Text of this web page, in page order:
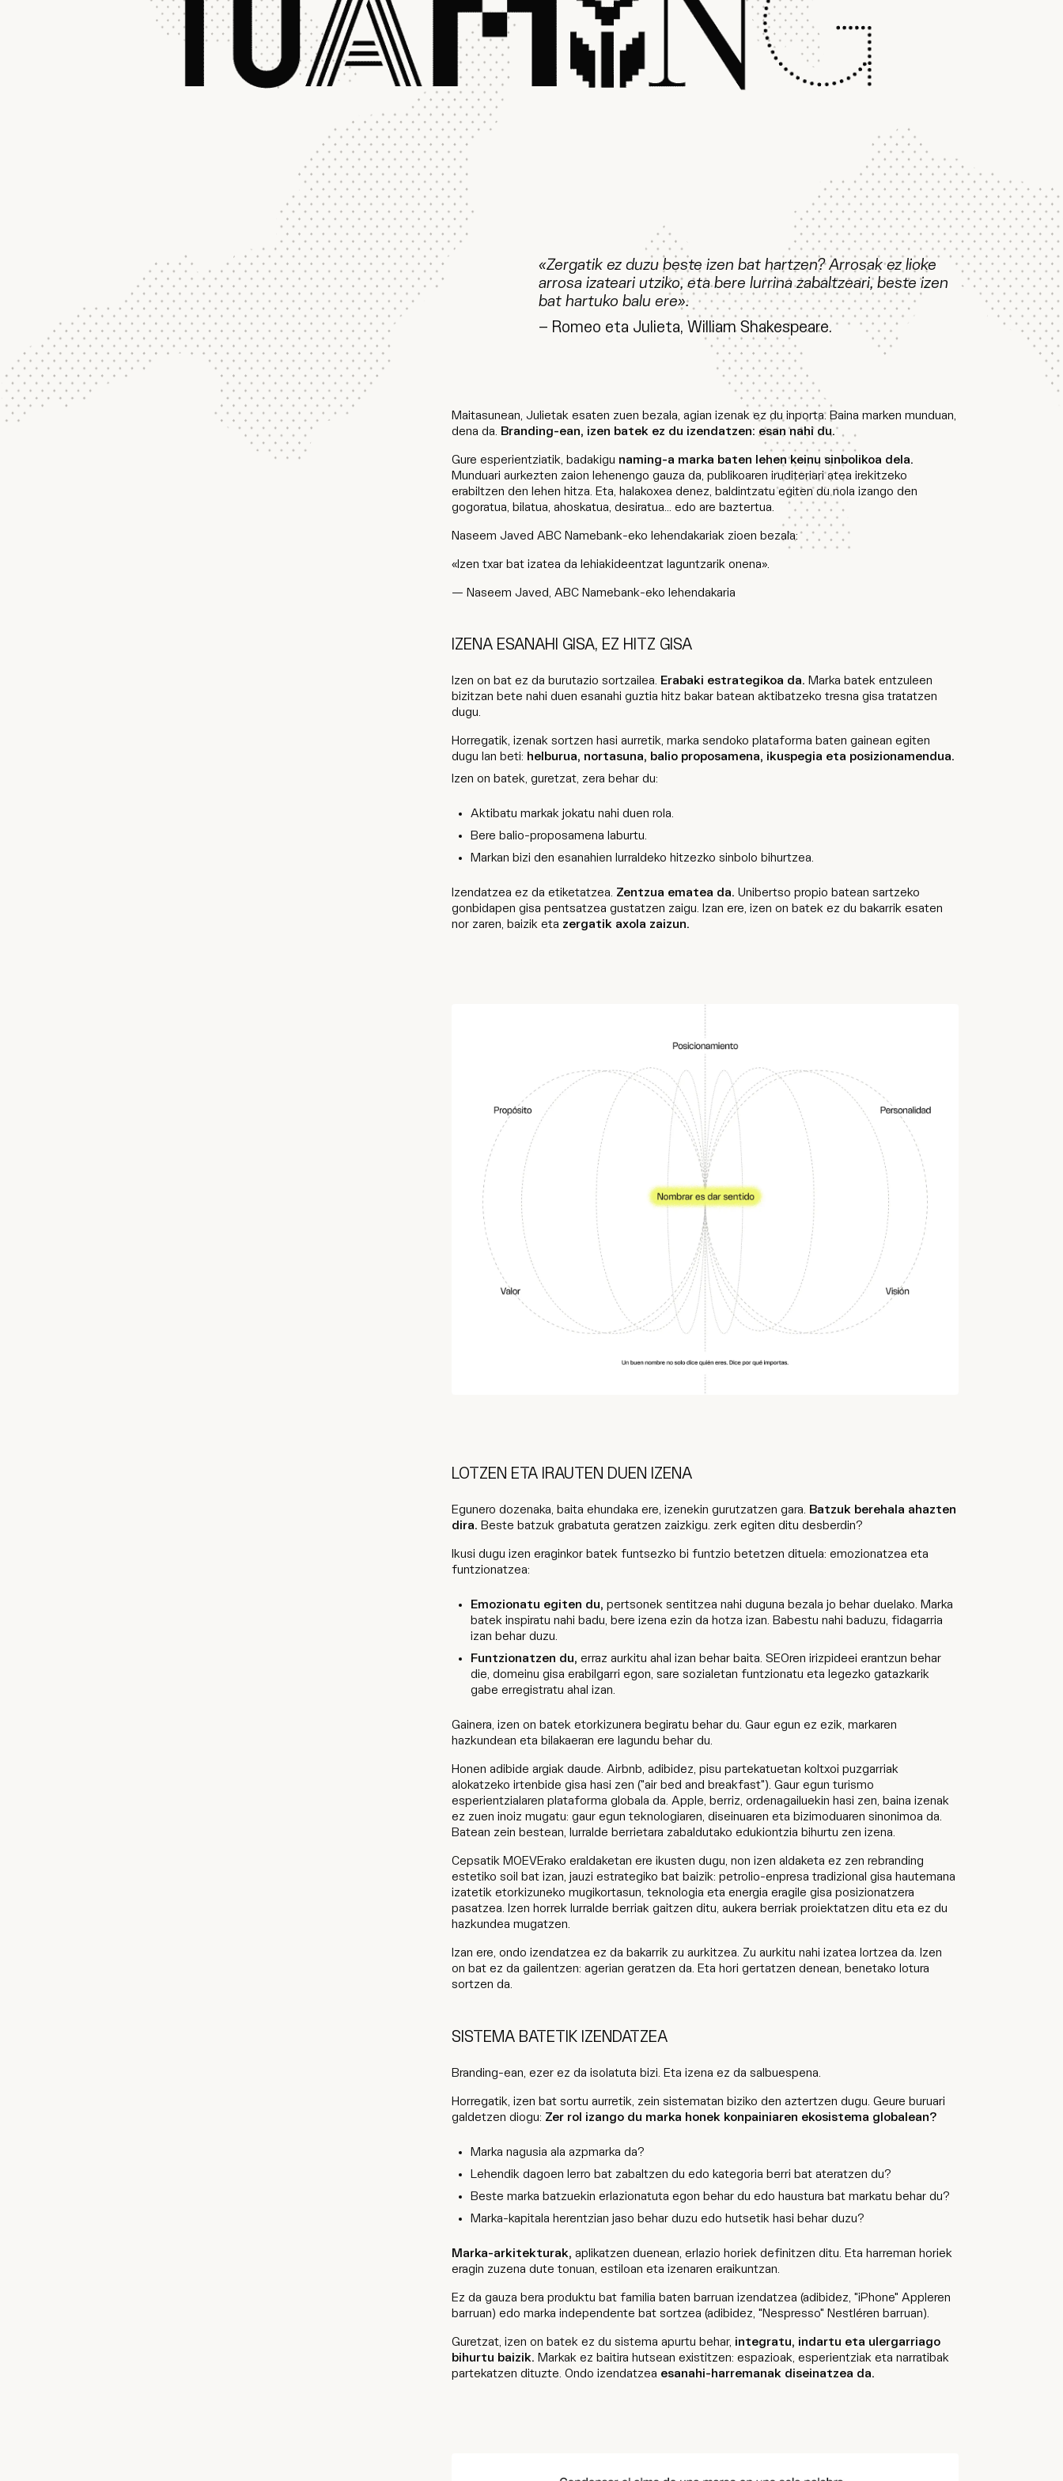
«Zergatik ez duzu beste izen bat hartzen? Arrosak ez lioke
arrosa izateari utziko, eta bere lurrina zabaltzeari, beste izen
bat hartuko balu ere».
– Romeo eta Julieta, William Shakespeare.
2025.11
Maitasunean, Julietak esaten zuen bezala, agian izenak ez du inporta. Baina marken munduan,
dena da. Branding-ean, izen batek ez du izendatzen: esan nahi du.
Gure esperientziatik, badakigu naming-a marka baten lehen keinu sinbolikoa dela.
Munduari aurkezten zaion lehenengo gauza da, publikoaren iruditeriari atea irekitzeko
erabiltzen den lehen hitza. Eta, halakoxea denez, baldintzatu egiten du nola izango den
gogoratua, bilatua, ahoskatua, desiratua... edo are baztertua.
Naseem Javed ABC Namebank-eko lehendakariak zioen bezala:
«Izen txar bat izatea da lehiakideentzat laguntzarik onena».
— Naseem Javed, ABC Namebank-eko lehendakaria
IZENA ESANAHI GISA, EZ HITZ GISA
Izen on bat ez da burutazio sortzailea. Erabaki estrategikoa da. Marka batek entzuleen
bizitzan bete nahi duen esanahi guztia hitz bakar batean aktibatzeko tresna gisa tratatzen
dugu.
Horregatik, izenak sortzen hasi aurretik, marka sendoko plataforma baten gainean egiten
dugu lan beti: helburua, nortasuna, balio proposamena, ikuspegia eta posizionamendua.
Izen on batek, guretzat, zera behar du:
Aktibatu markak jokatu nahi duen rola.
Bere balio-proposamena laburtu.
Markan bizi den esanahien lurraldeko hitzezko sinbolo bihurtzea.
Izendatzea ez da etiketatzea. Zentzua ematea da. Unibertso propio batean sartzeko
gonbidapen gisa pentsatzea gustatzen zaigu. Izan ere, izen on batek ez du bakarrik esaten
nor zaren, baizik eta zergatik axola zaizun.
LOTZEN ETA IRAUTEN DUEN IZENA
Egunero dozenaka, baita ehundaka ere, izenekin gurutzatzen gara. Batzuk berehala ahazten
dira. Beste batzuk grabatuta geratzen zaizkigu. zerk egiten ditu desberdin?
Ikusi dugu izen eraginkor batek funtsezko bi funtzio betetzen dituela: emozionatzea eta
funtzionatzea:
Emozionatu egiten du, pertsonek sentitzea nahi duguna bezala jo behar duelako. Marka
batek inspiratu nahi badu, bere izena ezin da hotza izan. Babestu nahi baduzu, fidagarria
izan behar duzu.
Funtzionatzen du, erraz aurkitu ahal izan behar baita. SEOren irizpideei erantzun behar
die, domeinu gisa erabilgarri egon, sare sozialetan funtzionatu eta legezko gatazkarik
gabe erregistratu ahal izan.
Gainera, izen on batek etorkizunera begiratu behar du. Gaur egun ez ezik, markaren
hazkundean eta bilakaeran ere lagundu behar du.
Honen adibide argiak daude. Airbnb, adibidez, pisu partekatuetan koltxoi puzgarriak
alokatzeko irtenbide gisa hasi zen ("air bed and breakfast"). Gaur egun turismo
esperientzialaren plataforma globala da. Apple, berriz, ordenagailuekin hasi zen, baina izenak
ez zuen inoiz mugatu: gaur egun teknologiaren, diseinuaren eta bizimoduaren sinonimoa da.
Batean zein bestean, lurralde berrietara zabaldutako edukiontzia bihurtu zen izena.
Cepsatik MOEVErako eraldaketan ere ikusten dugu, non izen aldaketa ez zen rebranding
estetiko soil bat izan, jauzi estrategiko bat baizik: petrolio-enpresa tradizional gisa hautemana
izatetik etorkizuneko mugikortasun, teknologia eta energia eragile gisa posizionatzera
pasatzea. Izen horrek lurralde berriak gaitzen ditu, aukera berriak proiektatzen ditu eta ez du
hazkundea mugatzen.
Izan ere, ondo izendatzea ez da bakarrik zu aurkitzea. Zu aurkitu nahi izatea lortzea da. Izen
on bat ez da gailentzen: agerian geratzen da. Eta hori gertatzen denean, benetako lotura
sortzen da.
SISTEMA BATETIK IZENDATZEA
Branding-ean, ezer ez da isolatuta bizi. Eta izena ez da salbuespena.
Horregatik, izen bat sortu aurretik, zein sistematan biziko den aztertzen dugu. Geure buruari
galdetzen diogu: Zer rol izango du marka honek konpainiaren ekosistema globalean?
Marka nagusia ala azpmarka da?
Lehendik dagoen lerro bat zabaltzen du edo kategoria berri bat ateratzen du?
Beste marka batzuekin erlazionatuta egon behar du edo haustura bat markatu behar du?
Marka-kapitala herentzian jaso behar duzu edo hutsetik hasi behar duzu?
Marka-arkitekturak, aplikatzen duenean, erlazio horiek definitzen ditu. Eta harreman horiek
eragin zuzena dute tonuan, estiloan eta izenaren eraikuntzan.
Ez da gauza bera produktu bat familia baten barruan izendatzea (adibidez, "iPhone" Appleren
barruan) edo marka independente bat sortzea (adibidez, "Nespresso" Nestléren barruan).
Guretzat, izen on batek ez du sistema apurtu behar, integratu, indartu eta ulergarriago
bihurtu baizik. Markak ez baitira hutsean existitzen: espazioak, esperientziak eta narratibak
partekatzen dituzte. Ondo izendatzea esanahi-harremanak diseinatzea da.